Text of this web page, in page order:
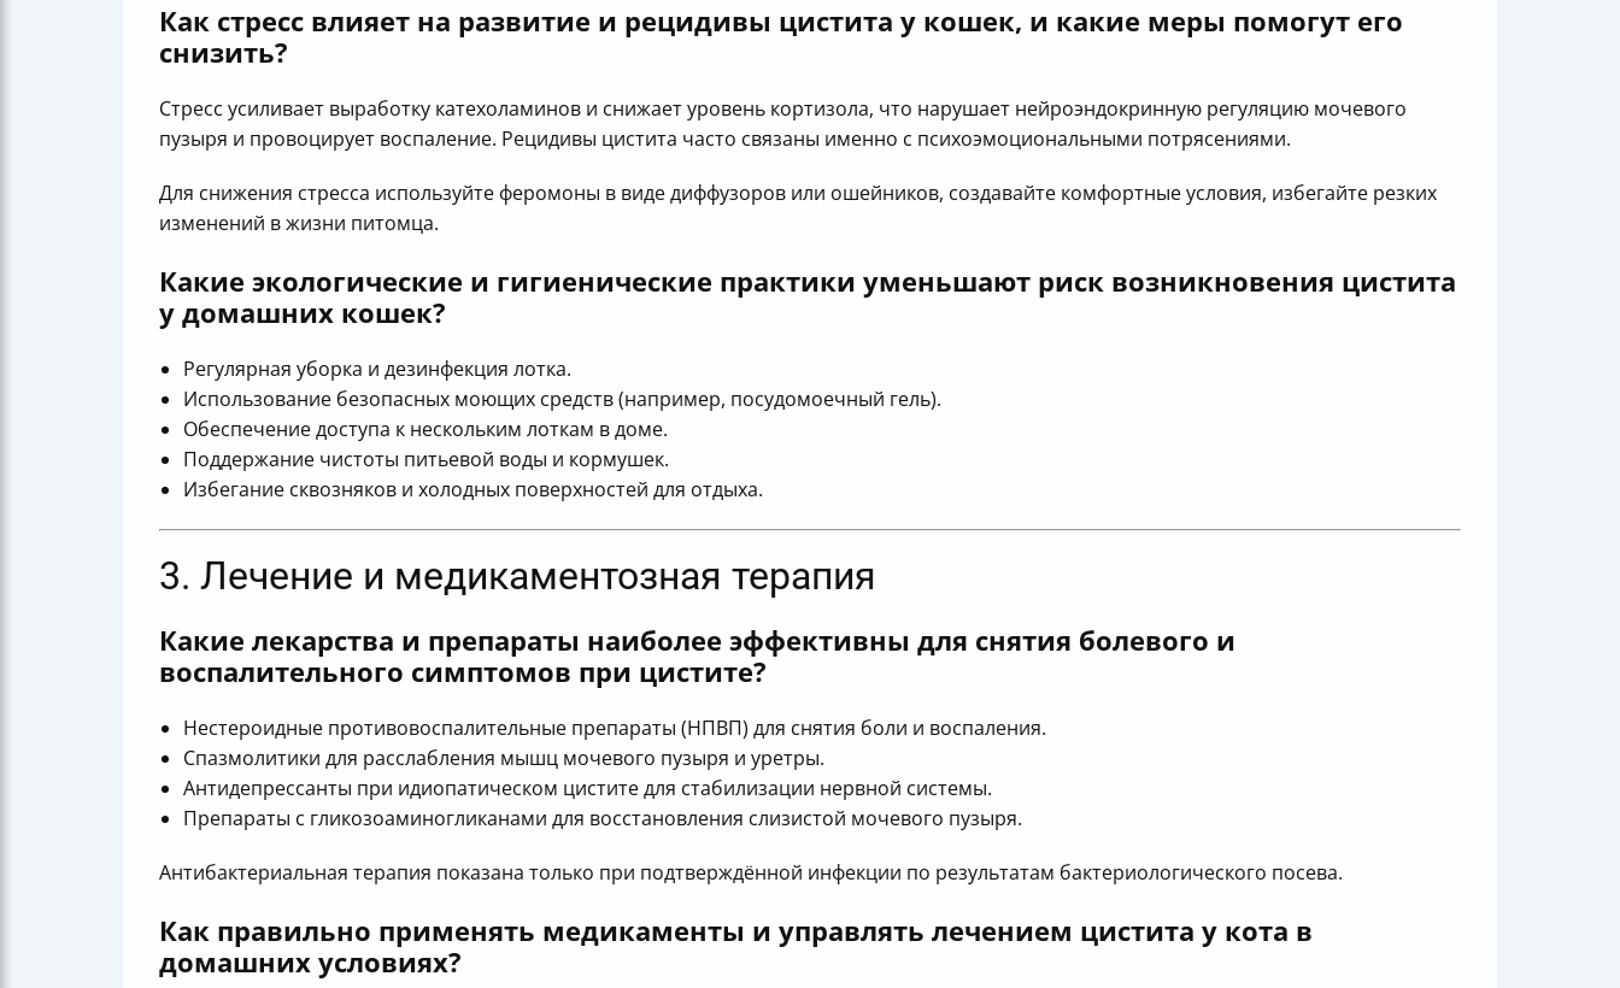
Как стресс влияет на развитие и рецидивы цистита у кошек, и какие меры помогут его
снизить?
Стресс усиливает выработку катехоламинов и снижает уровень кортизола, что нарушает нейроэндокринную регуляцию мочевого
пузыря и провоцирует воспаление. Рецидивы цистита часто связаны именно с психоэмоциональными потрясениями.
Для снижения стресса используйте феромоны в виде диффузоров или ошейников, создавайте комфортные условия, избегайте резких
изменений в жизни питомца.
Какие экологические и гигиенические практики уменьшают риск возникновения цистита
у домашних кошек?
Регулярная уборка и дезинфекция лотка.
Использование безопасных моющих средств (например, посудомоечный гель).
Обеспечение доступа к нескольким лоткам в доме.
Поддержание чистоты питьевой воды и кормушек.
Избегание сквозняков и холодных поверхностей для отдыха.
3. Лечение и медикаментозная терапия
Какие лекарства и препараты наиболее эффективны для снятия болевого и
воспалительного симптомов при цистите?
Нестероидные противовоспалительные препараты (НПВП) для снятия боли и воспаления.
Спазмолитики для расслабления мышц мочевого пузыря и уретры.
Антидепрессанты при идиопатическом цистите для стабилизации нервной системы.
Препараты с гликозоаминогликанами для восстановления слизистой мочевого пузыря.
Антибактериальная терапия показана только при подтверждённой инфекции по результатам бактериологического посева.
Как правильно применять медикаменты и управлять лечением цистита у кота в
домашних условиях?